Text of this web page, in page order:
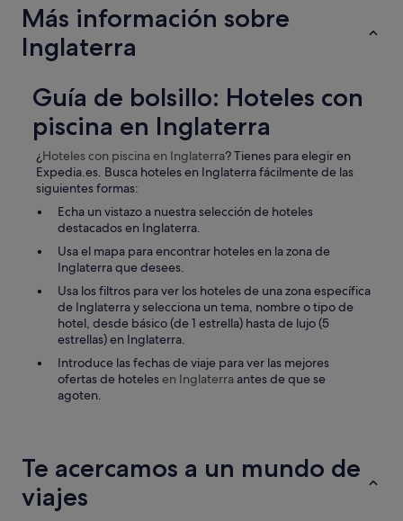
Más información sobre
Inglaterra
Guía de bolsillo: Hoteles con
piscina en Inglaterra
¿Hoteles con piscinaen Inglaterra? Tienes para elegir en
Expedia.es. Busca hoteles en Inglaterra fácilmente de las
siguientes formas:
Echa un vistazo a nuestra selección de hoteles
destacados en Inglaterra.
Usa el mapa para encontrar hoteles en la zona de
Inglaterra que desees.
Usa los filtros para ver los hoteles de una zona específica
de Inglaterra y selecciona un tema, nombre o tipo de
hotel, desde básico (de 1 estrella) hasta de lujo (5
estrellas) en Inglaterra.
Introduce las fechas de viaje para ver las mejores
ofertas de hotelesen Inglaterra antes de que se
agoten.
Te acercamos a un mundo de
viajes